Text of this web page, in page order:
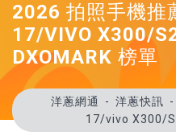
2026 拍照手機推
17/VIVO X300/
DXOMARK 榜單
洋蔥網通 洋蔥快訊
17/vivo X300/